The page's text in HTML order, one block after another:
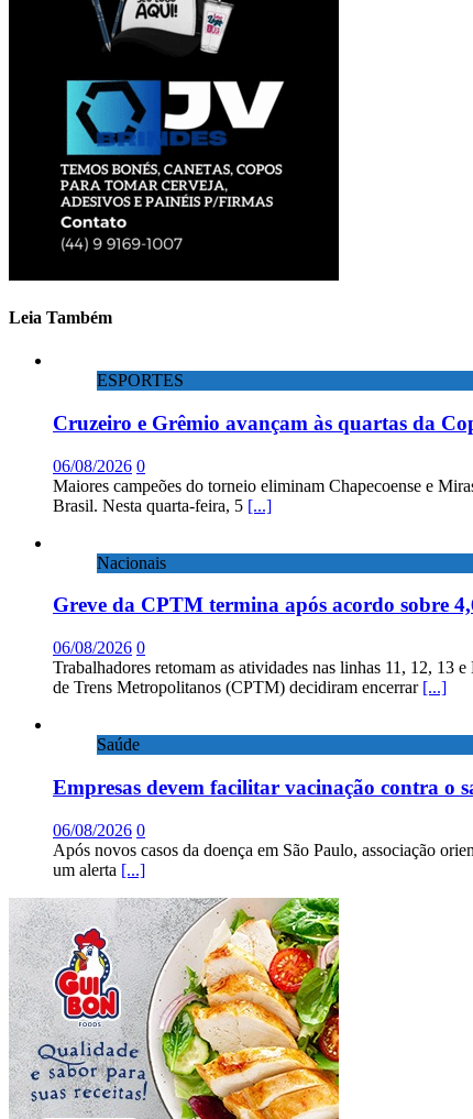
Leia Também
ESPORTES
Cruzeiro e Grêmio avançam às quartas da
06/08/2026 0
Maiores campeões do torneio eliminam Chapecoense e
Brasil. Nesta quarta-feira, 5 [...]
Nacionais
Greve da CPTM termina após acordo sobre
06/08/2026 0
Trabalhadores retomam as atividades nas linhas 11, 12, 13
de Trens Metropolitanos (CPTM) decidiram encerrar [...]
Saúde
Empresas devem facilitar vacinação contra o
06/08/2026 0
Após novos casos da doença em São Paulo, associação
um alerta [...]